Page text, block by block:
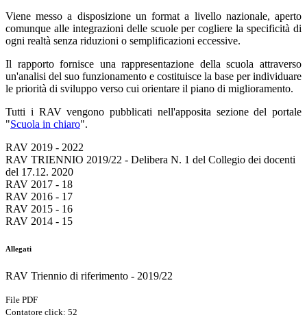
Viene messo a disposizione un format a livello nazionale, aperto
comunque alle integrazioni delle scuole per cogliere la specificità di
ogni realtà senza riduzioni o semplificazioni eccessive.
Il rapporto fornisce una rappresentazione della scuola attraverso
un'analisi del suo funzionamento e costituisce la base per individuare
le priorità di sviluppo verso cui orientare il piano di miglioramento.
Tutti i RAV vengono pubblicati nell'apposita sezione del portale
"Scuola in chiaro".
RAV 2019 - 2022
RAV TRIENNIO 2019/22 - Delibera N. 1 del Collegio dei docenti
del 17.12. 2020
RAV 2017 - 18
RAV 2016 - 17
RAV 2015 - 16
RAV 2014 - 15
Allegati
RAV Triennio di riferimento - 2019/22
File PDF
Contatore click: 52